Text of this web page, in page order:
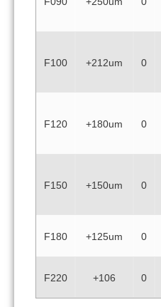
F100 +212um 0
F120 +180um 0
F150 +150um 0
F180 +125um 0
F220 +106 0